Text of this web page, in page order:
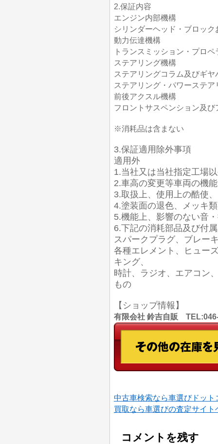
2.保証内容
エンジン内部機構
シリンダーヘッド・ブロッ
動力伝達機構
トランスミッション・プロ
ステアリング機構
ステアリングコラム及びギヤ
ステアリング・パワーステア
前後アクスル機構
フロントサスペンション及
※消耗品は含まない
3.保証適用除外事項
適用外
1.当社又は当社指定工場
2.車高の変更等車両の機
3.取扱上、使用上の酷使
4.塗装面の退色、メッキ
5.機能上、影響のない音
6.下記の消耗部品及び付
スパークプラグ、ブレー
各種エレメント、ヒュー
キング、
時計、ラジオ、エアコン
もの
【ショップ情報】
有限会社 鈴吉自販
中古車検索なら車選びドット
買取なら車選びの査定サイト
コメントを残す